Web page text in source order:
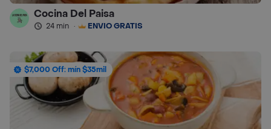
Cocina Del Paisa
24 min · ENVÍO GRATIS
$7,000 Off: mín $35mil